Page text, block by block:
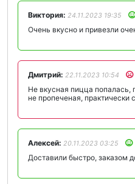
Виктория: 24.11.2023 19:35
Очень вкусно и привезли
Дмитрий: 22.11.2023 10:54
Не вкусная пицца попалась,
не пропеченая, практически
Алексей: 20.11.2023 03:25
Доставили быстро, заказом